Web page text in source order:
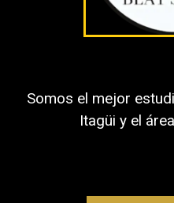
Somos el mejor
Itagüi y el